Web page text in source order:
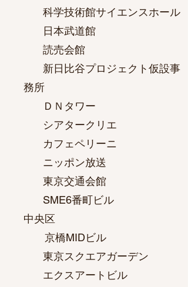
科学技術館サイエンスホール
日本武道館
読売会館
新日比谷プロジェクト仮設事
務所
ＤＮタワー
シアタークリエ
カフェペリーニ
ニッポン放送
東京交通会館
SME6番町ビル
中央区
京橋MIDビル
東京スクエアガーデン
エクスアートビル